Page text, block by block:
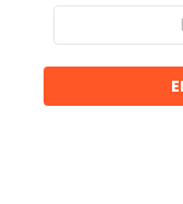
Endereço
email